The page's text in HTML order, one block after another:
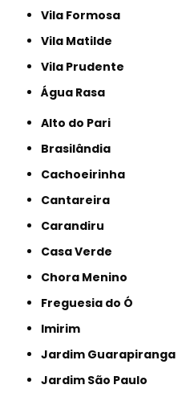
Vila Formosa
Vila Matilde
Vila Prudente
Água Rasa
Alto do Pari
Brasilândia
Cachoeirinha
Cantareira
Carandiru
Casa Verde
Chora Menino
Freguesia do Ó
Imirim
Jardim Guarapiranga
Jardim São Paulo